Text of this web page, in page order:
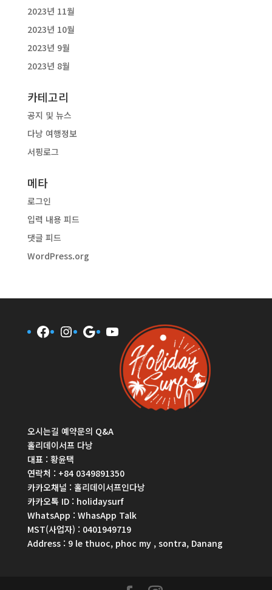
2023년 11월
2023년 10월
2023년 9월
2023년 8월
카테고리
공지 및 뉴스
다낭 여행정보
서핑로그
메타
로그인
입력 내용 피드
댓글 피드
WordPress.org
Facebook
Instagram
GoogleYouTube
오시는길 예약문의 Q&A
홀리데이서프 다낭
대표 : 황윤택
연락처 : +84 0349891350
카카오채널 : 홀리데이서프인다낭
카카오톡 ID : holidaysurf
WhatsApp : WhasApp Talk
MST(사업자) : 0401949719
Address : 9 le thuoc, phoc my , sontra, Danang